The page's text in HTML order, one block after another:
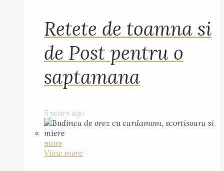
Retete de toamna si
de Post pentru o
saptamana
5 years ago
more
View more